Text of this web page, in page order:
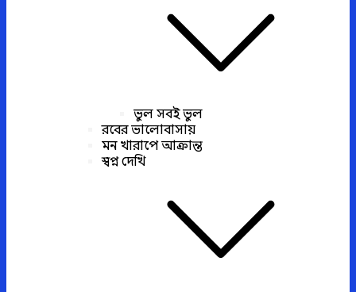
ভুল সবই ভুল
রবের ভালোবাসায়
মন খারাপে আক্রান্ত
স্বপ্ন দেখি